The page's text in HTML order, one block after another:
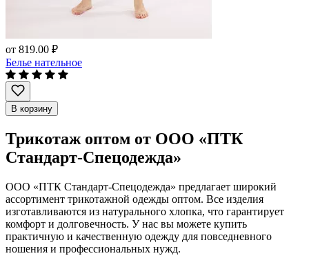
от 819.00 ₽
Белье нательное
В корзину
Трикотаж оптом от ООО «ПТК
Стандарт-Спецодежда»
ООО «ПТК Стандарт-Спецодежда» предлагает широкий
ассортимент трикотажной одежды оптом. Все изделия
изготавливаются из натурального хлопка, что гарантирует
комфорт и долговечность. У нас вы можете купить
практичную и качественную одежду для повседневного
ношения и профессиональных нужд.